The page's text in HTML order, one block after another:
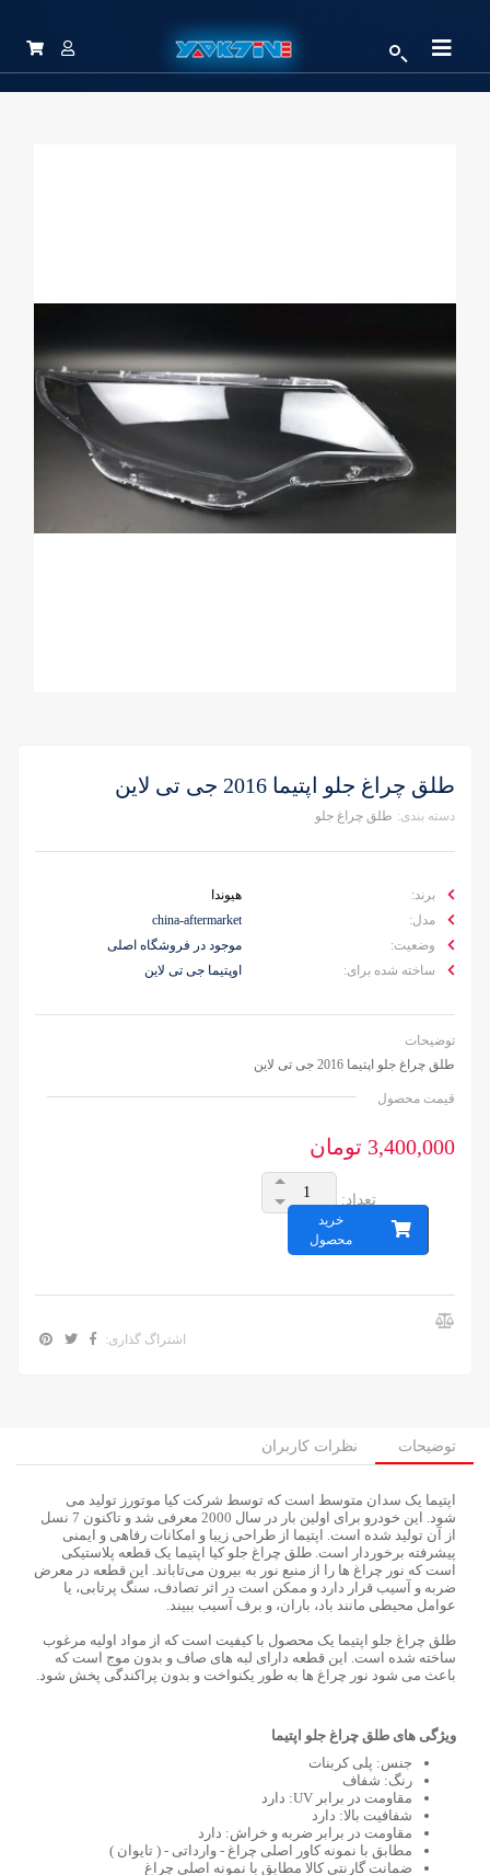
طلق چراغ جلو اپتیما 2016 جی تی لاین
دسته بندی: طلق چراغ جلو
برند:
هیوندا
مدل:
china-aftermarket
وضعیت:
موجود در فروشگاه اصلی
ساخته شده برای:
اوپتیما جی تی لاین
توضیحات
طلق چراغ جلو اپتیما 2016 جی تی لاین
قیمت محصول
3,400,000 تومان
تعداد:
خرید
محصول
اشتراگ گذاری:
توضیحات نظرات کاربران
اپتیما یک سدان متوسط ​​است که توسط شرکت کیا موتورز تولید می
شود. این خودرو برای اولین بار در سال 2000 معرفی شد و تاکنون 7 نسل
از آن تولید شده است. اپتیما از طراحی زیبا و امکانات رفاهی و ایمنی
پیشرفته برخوردار است. طلق چراغ جلو کیا اپتیما یک قطعه پلاستیکی
است که نور چراغ ها را از منبع نور به بیرون می‌تاباند. این قطعه در معرض
ضربه و آسیب قرار دارد و ممکن است در اثر تصادف، سنگ پرتابی، یا
عوامل محیطی مانند باد، باران، و برف آسیب ببیند.
طلق چراغ جلو اپتیما یک محصول با کیفیت است که از مواد اولیه مرغوب
ساخته شده است. این قطعه دارای لبه های صاف و بدون موج است که
باعث می شود نور چراغ ها به طور یکنواخت و بدون پراکندگی پخش شود.
ویژگی های طلق چراغ جلو اپتیما
جنس: پلی کربنات
رنگ: شفاف
مقاومت در برابر UV: دارد
شفافیت بالا: دارد
مقاومت در برابر ضربه و خراش: دارد
مطابق با نمونه کاور اصلی چراغ - وارداتی - ( تایوان )
ضمانت گارنتی کالا مطابق با نمونه اصلی چراغ